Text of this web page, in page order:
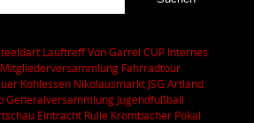
LauftreffVon Garrel CUP Internes
Mitgliederversammlung Fahrradtour
Kohlessen Nikolausmarkt JSG Artland
Generalversammlung Jugendfußball
Eintracht Rulle Krombacher Pokal